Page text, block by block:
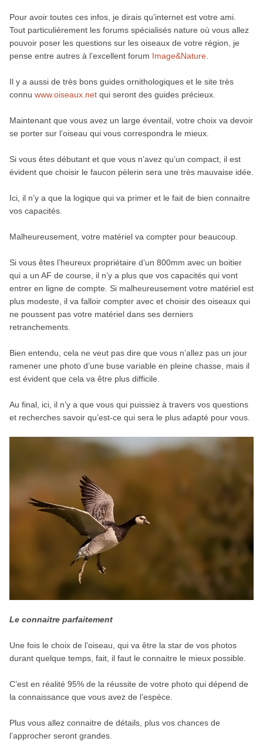
Pour avoir toutes ces infos, je dirais qu’internet est votre ami.
Tout particulièrement les forums spécialisés nature où vous allez
pouvoir poser les questions sur les oiseaux de votre région, je
pense entre autres à l’excellent forum Image&Nature.
Il y a aussi de très bons guides ornithologiques et le site très
connu www.oiseaux.netqui seront des guides précieux.
Maintenant que vous avez un large éventail, votre choix va devoir
se porter sur l’oiseau qui vous correspondra le mieux.
Si vous êtes débutant et que vous n’avez qu’un compact, il est
évident que choisir le faucon pèlerin sera une très mauvaise idée.
Ici, il n’y a que la logique qui va primer et le fait de bien connaitre
vos capacités.
Malheureusement, votre matériel va compter pour beaucoup.
Si vous êtes l’heureux propriétaire d’un 800mm avec un boitier
qui a un AF de course, il n’y a plus que vos capacités qui vont
entrer en ligne de compte. Si malheureusement votre matériel est
plus modeste, il va falloir compter avec et choisir des oiseaux qui
ne poussent pas votre matériel dans ses derniers
retranchements.
Bien entendu, cela ne veut pas dire que vous n’allez pas un jour
ramener une photo d’une buse variable en pleine chasse, mais il
est évident que cela va être plus difficile.
Au final, ici, il n’y a que vous qui puissiez à travers vos questions
et recherches savoir qu’est-ce qui sera le plus adapté pour vous.
Le connaitre parfaitement
Une fois le choix de l’oiseau, qui va être la star de vos photos
durant quelque temps, fait, il faut le connaitre le mieux possible.
C’est en réalité 95% de la réussite de votre photo qui dépend de
la connaissance que vous avez de l’espèce.
Plus vous allez connaitre de détails, plus vos chances de
l’approcher seront grandes.